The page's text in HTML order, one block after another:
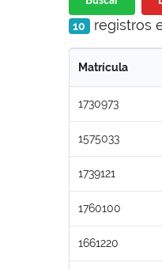
10 registros
Matrícula
1730973
1575033
1739121
1760100
1661220